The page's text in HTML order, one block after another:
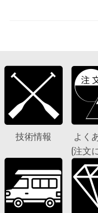
技術情報
よく
(注文